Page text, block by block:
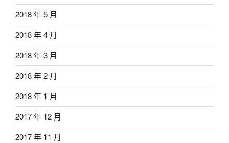
2018 年 5 月
2018 年 4 月
2018 年 3 月
2018 年 2 月
2018 年 1 月
2017 年 12 月
2017 年 11 月